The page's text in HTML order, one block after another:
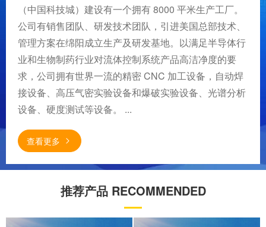
（中国科技城）建设有一个拥有 8000 平米生产工厂。
公司有销售团队、研发技术团队，引进美国总部技术、
管理方案在绵阳成立生产及研发基地。以满足半导体行
业和生物制药行业对流体控制系统产品高洁净度的要
求，公司拥有世界一流的精密 CNC 加工设备，自动焊
接设备、高压气密实验设备和爆破实验设备、光谱分析
设备、硬度测试等设备。 ...
查看更多
推荐产品 RECOMMENDED